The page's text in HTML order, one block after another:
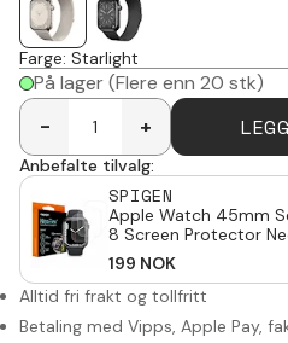
Farge: Starlight
På lager(Flere enn 20 stk)
-
+
Anbefalte tilvalg:
SPIGEN
Apple Watch 45mm
8 Screen Protector
(3-pack)
199 NOK
Alltid fri frakt og tollfritt
Betaling med Vipps, Apple Pay,